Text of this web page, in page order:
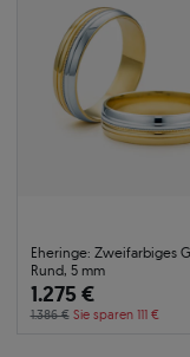
Eheringe: Zweifarbiges
Rund, 5 mm
1.275 €
1.386 € Sie sparen 111 €